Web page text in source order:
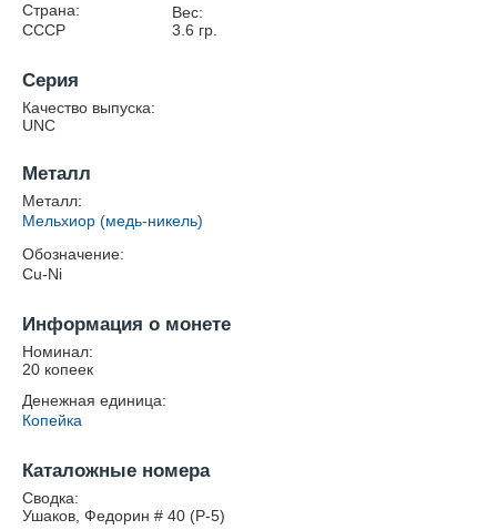
Страна:
СССР
Вес:
3.6 гр.
Серия
Качество выпуска:
UNC
Металл
Металл:
Мельхиор (медь-никель)
Обозначение:
Cu-Ni
Информация о монете
Номинал:
20 копеек
Денежная единица:
Копейка
Каталожные номера
Сводка:
Ушаков, Федорин # 40 (Р-5)